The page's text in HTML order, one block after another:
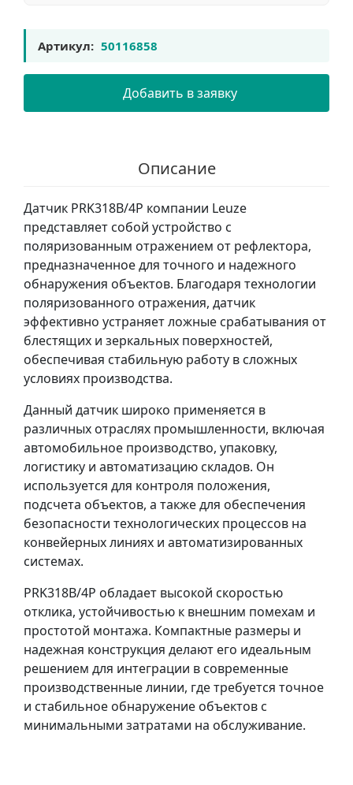
Артикул: 50116858
Добавить в заявку
Описание
Датчик PRK318B/4P компании Leuze
представляет собой устройство с
поляризованным отражением от рефлектора,
предназначенное для точного и надежного
обнаружения объектов. Благодаря технологии
поляризованного отражения, датчик
эффективно устраняет ложные срабатывания от
блестящих и зеркальных поверхностей,
обеспечивая стабильную работу в сложных
условиях производства.
Данный датчик широко применяется в
различных отраслях промышленности, включая
автомобильное производство, упаковку,
логистику и автоматизацию складов. Он
используется для контроля положения,
подсчета объектов, а также для обеспечения
безопасности технологических процессов на
конвейерных линиях и автоматизированных
системах.
PRK318B/4P обладает высокой скоростью
отклика, устойчивостью к внешним помехам и
простотой монтажа. Компактные размеры и
надежная конструкция делают его идеальным
решением для интеграции в современные
производственные линии, где требуется точное
и стабильное обнаружение объектов с
минимальными затратами на обслуживание.